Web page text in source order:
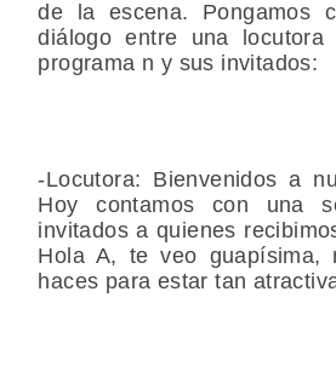
de la escena. Pongamos
diálogo entre una
programa n y sus invitados:
-Locutora: Bienvenidos a
Hoy contamos con una
invitados a quienes
Hola A, te veo
haces para estar tan